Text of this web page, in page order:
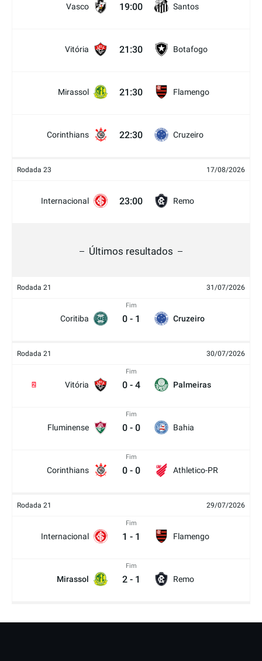
Vasco 19:00 Santos
Vitória 21:30 Botafogo
Mirassol 21:30 Flamengo
Corinthians 22:30 Cruzeiro
Rodada 23 17/08/2026
Internacional 23:00 Remo
Últimos resultados
Rodada 21 31/07/2026
Coritiba
Fim
0 - 1 Cruzeiro
Rodada 21 30/07/2026
Vitória
2
Fim
0 - 4 Palmeiras
Fluminense
Fim
0 - 0 Bahia
Corinthians
Fim
0 - 0 Athletico-PR
Rodada 21 29/07/2026
Internacional
Fim
1 - 1 Flamengo
Mirassol
Fim
2 - 1 Remo